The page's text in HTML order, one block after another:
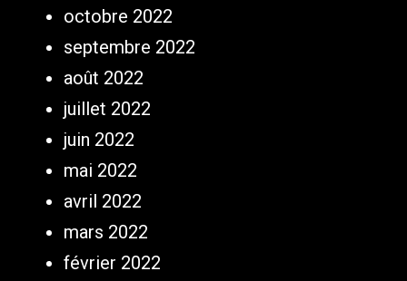
octobre 2022
septembre 2022
août 2022
juillet 2022
juin 2022
mai 2022
avril 2022
mars 2022
février 2022